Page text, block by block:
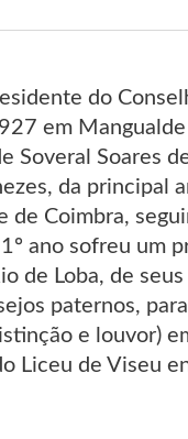
do
em
Soveral Soares
da principal
Coimbra,
ano sofreu um
de Loba, de
paternos,
e louvor)
Liceu de Viseu